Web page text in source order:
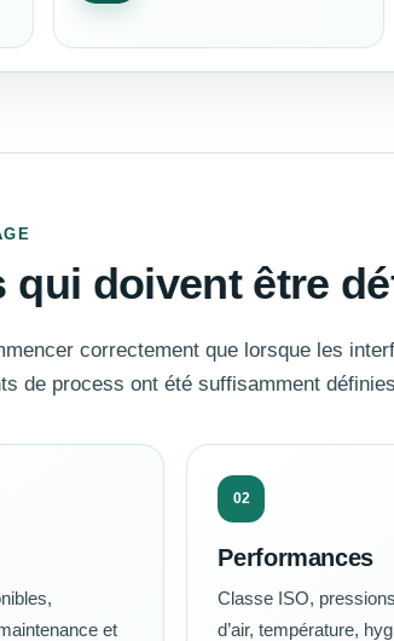
qui doivent être
correctement que lorsque les
de process ont été suffisamment
et
02
Performances
Classe ISO,
d’air, température,